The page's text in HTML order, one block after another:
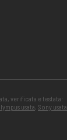
verificata e testata:
usata, Sony usata